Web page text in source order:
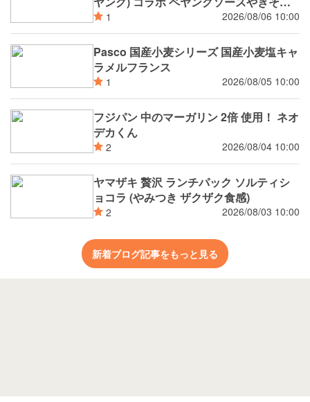
パン1 2026/08/06 10:00
Pasco 国産小麦シリーズ 国産小麦塩キャ
ラメルフランス
1 2026/08/05 10:00
フジパン 中のマーガリン 2倍 使用！ ネオ
デカくん
2 2026/08/04 10:00
ヤマザキ 贅沢 ランチパック ソルティシ
ョコラ (やみつき ザクザク食感)
2 2026/08/03 10:00
新着ブログ記事をもっと見る